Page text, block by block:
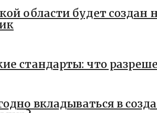
области будет
стандарты: что
вкладываться в